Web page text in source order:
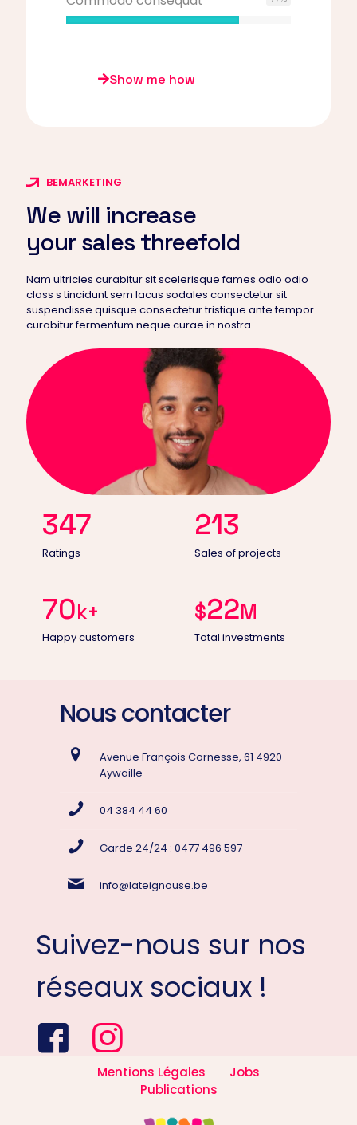
Show me how
BEMARKETING
We will increase
your sales threefold
Nam ultricies curabitur sit scelerisque fames odio odio
class s tincidunt sem lacus sodales consectetur sit
suspendisse quisque consectetur tristique ante tempor
curabitur fermentum neque curae in nostra.
347
Ratings
213
Sales of projects
70k+
Happy customers
$22M
Total investments
Nous contacter
Avenue François Cornesse, 61 4920
Aywaille
04 384 44 60
Garde 24/24 : 0477 496 597
info@lateignouse.be
Suivez-nous sur nos
réseaux sociaux !
Mentions Légales
Jobs
Publications